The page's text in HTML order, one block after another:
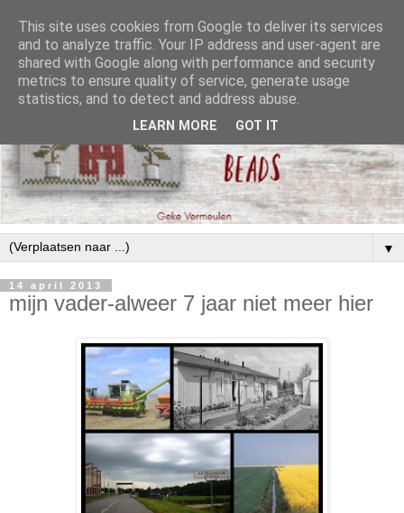
▼
14 april 2013
mijn vader-alweer 7 jaar niet meer hier
This site uses cookies from Google to deliver its services
and to analyze traffic. Your IP address and user-agent are
shared with Google along with performance and security
metrics to ensure quality of service, generate usage
statistics, and to detect and address abuse.
LEARN MORE GOT IT